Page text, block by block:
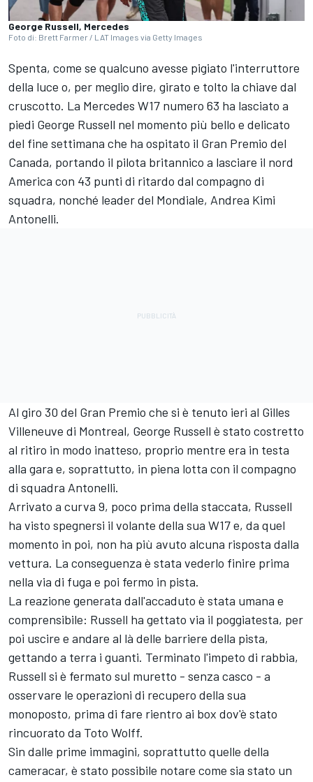
George Russell, Mercedes
Foto di: Brett Farmer / LAT Images via Getty Images
Spenta, come se qualcuno avesse pigiato l'interruttore
della luce o, per meglio dire, girato e tolto la chiave dal
cruscotto. La Mercedes W17 numero 63 ha lasciato a
piedi George Russell nel momento più bello e delicato
del fine settimana che ha ospitato il Gran Premio del
Canada, portando il pilota britannico a lasciare il nord
America con 43 punti di ritardo dal compagno di
squadra, nonché leader del Mondiale, Andrea Kimi
Antonelli.
Al giro 30 del Gran Premio che si è tenuto ieri al Gilles
Villeneuve di Montreal, George Russell è stato costretto
al ritiro in modo inatteso, proprio mentre era in testa
alla gara e, soprattutto, in piena lotta con il compagno
di squadra Antonelli.
Arrivato a curva 9, poco prima della staccata, Russell
ha visto spegnersi il volante della sua W17 e, da quel
momento in poi, non ha più avuto alcuna risposta dalla
vettura. La conseguenza è stata vederlo finire prima
nella via di fuga e poi fermo in pista.
La reazione generata dall'accaduto è stata umana e
comprensibile: Russell ha gettato via il poggiatesta, per
poi uscire e andare al là delle barriere della pista,
gettando a terra i guanti. Terminato l'impeto di rabbia,
Russell si è fermato sul muretto - senza casco - a
osservare le operazioni di recupero della sua
monoposto, prima di fare rientro ai box dov'è stato
rincuorato da Toto Wolff.
Sin dalle prime immagini, soprattutto quelle della
cameracar, è stato possibile notare come sia stato un